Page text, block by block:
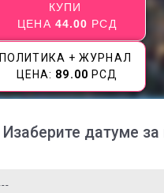
КУПИ
ЦЕНА 44.00 РСД
ПОЛИТИКА + ЖУРНАЛ
ЦЕНА: 89.00 РСД
Изаберите датуме за